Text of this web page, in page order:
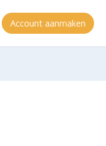
Account aanmaken